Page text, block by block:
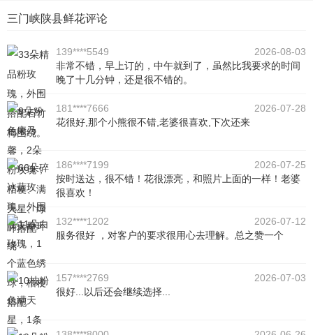
三门峡陕县鲜花评论
139****5549
2026-08-03
非常不错，早上订的，中午就到了，虽然比我要求的时间
晚了十几分钟，还是很不错的。
181****7666
2026-07-28
花很好,那个小熊很不错,老婆很喜欢,下次还来
186****7199
2026-07-25
按时送达，很不错！花很漂亮，和照片上面的一样！老婆
很喜欢！
132****1202
2026-07-12
服务很好 ，对客户的要求很用心去理解。总之赞一个
157****2769
2026-07-03
很好...以后还会继续选择...